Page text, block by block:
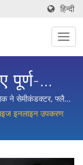
हिन्दी
पूर्ण-
4.0
ने सेमीकंडक्टर, फ्लैट
के लिए टर्नकी
जीता है।
इनलाइन उपकरण